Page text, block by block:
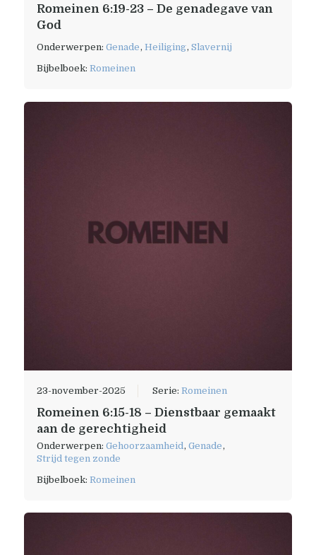
Romeinen 6:19-23 – De genadegave van
God
Onderwerpen: Genade, Heiliging, Slavernij
Bijbelboek: Romeinen
23-november-2025 Serie: Romeinen
Romeinen 6:15-18 – Dienstbaar gemaakt
aan de gerechtigheid
Onderwerpen: Gehoorzaamheid , Genade ,
Strijd tegen zonde
Bijbelboek: Romeinen